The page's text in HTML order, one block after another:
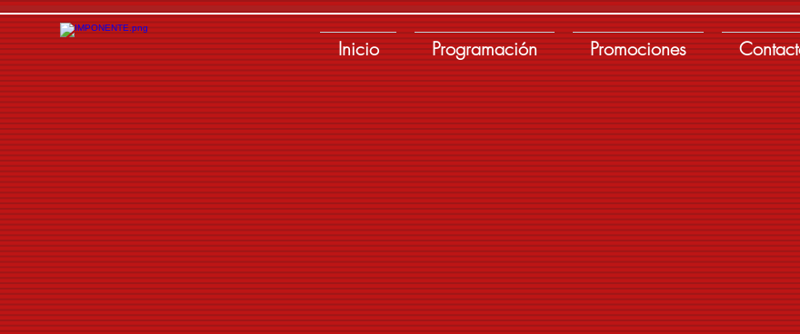
Inicio Programación Promociones